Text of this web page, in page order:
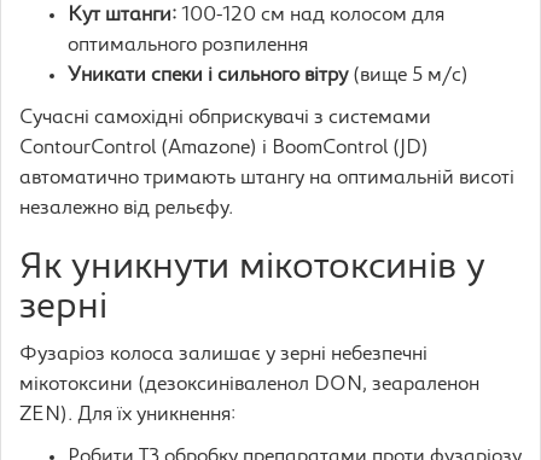
Кут штанги: 100-120 см над колосом для
оптимального розпилення
Уникати спеки і сильного вітру(вище 5 м/с)
Сучасні самохідні обприскувачі з системами
ContourControl (Amazone) і BoomControl (JD)
автоматично тримають штангу на оптимальній висоті
незалежно від рельєфу.
Як уникнути мікотоксинів у
зерні
Фузаріоз колоса залишає у зерні небезпечні
мікотоксини (дезоксиніваленол DON, зеараленон
ZEN). Для їх уникнення: